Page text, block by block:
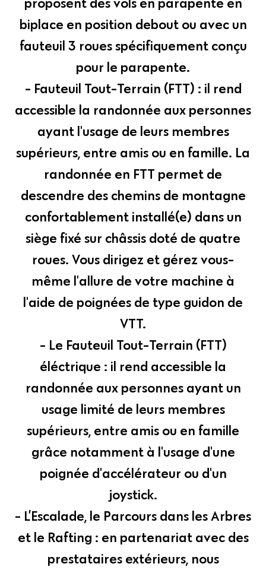
biplace en position debout ou avec un
fauteuil 3 roues spécifiquement conçu
pour le parapente.
- Fauteuil Tout-Terrain (FTT) : il rend
accessible la randonnée aux personnes
ayant l'usage de leurs membres
supérieurs, entre amis ou en famille. La
randonnée en FTT permet de
descendre des chemins de montagne
confortablement installé(e) dans un
siège fixé sur châssis doté de quatre
roues. Vous dirigez et gérez vous-
même l'allure de votre machine à
l'aide de poignées de type guidon de
VTT.
- Le Fauteuil Tout-Terrain (FTT)
éléctrique : il rend accessible la
randonnée aux personnes ayant un
usage limité de leurs membres
supérieurs, entre amis ou en famille
grâce notamment à l'usage d'une
poignée d'accélérateur ou d'un
joystick.
- L’Escalade, le Parcours dans les Arbres
et le Rafting : en partenariat avec des
prestataires extérieurs, nous